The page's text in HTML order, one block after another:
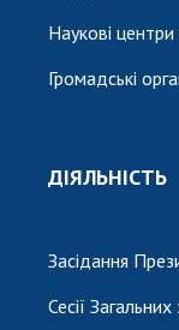
Наукові
Громадські
ДІЯЛЬНІСТЬ
Засідання
Сесії